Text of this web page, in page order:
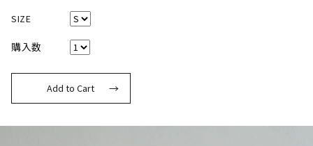
SIZE
購入数